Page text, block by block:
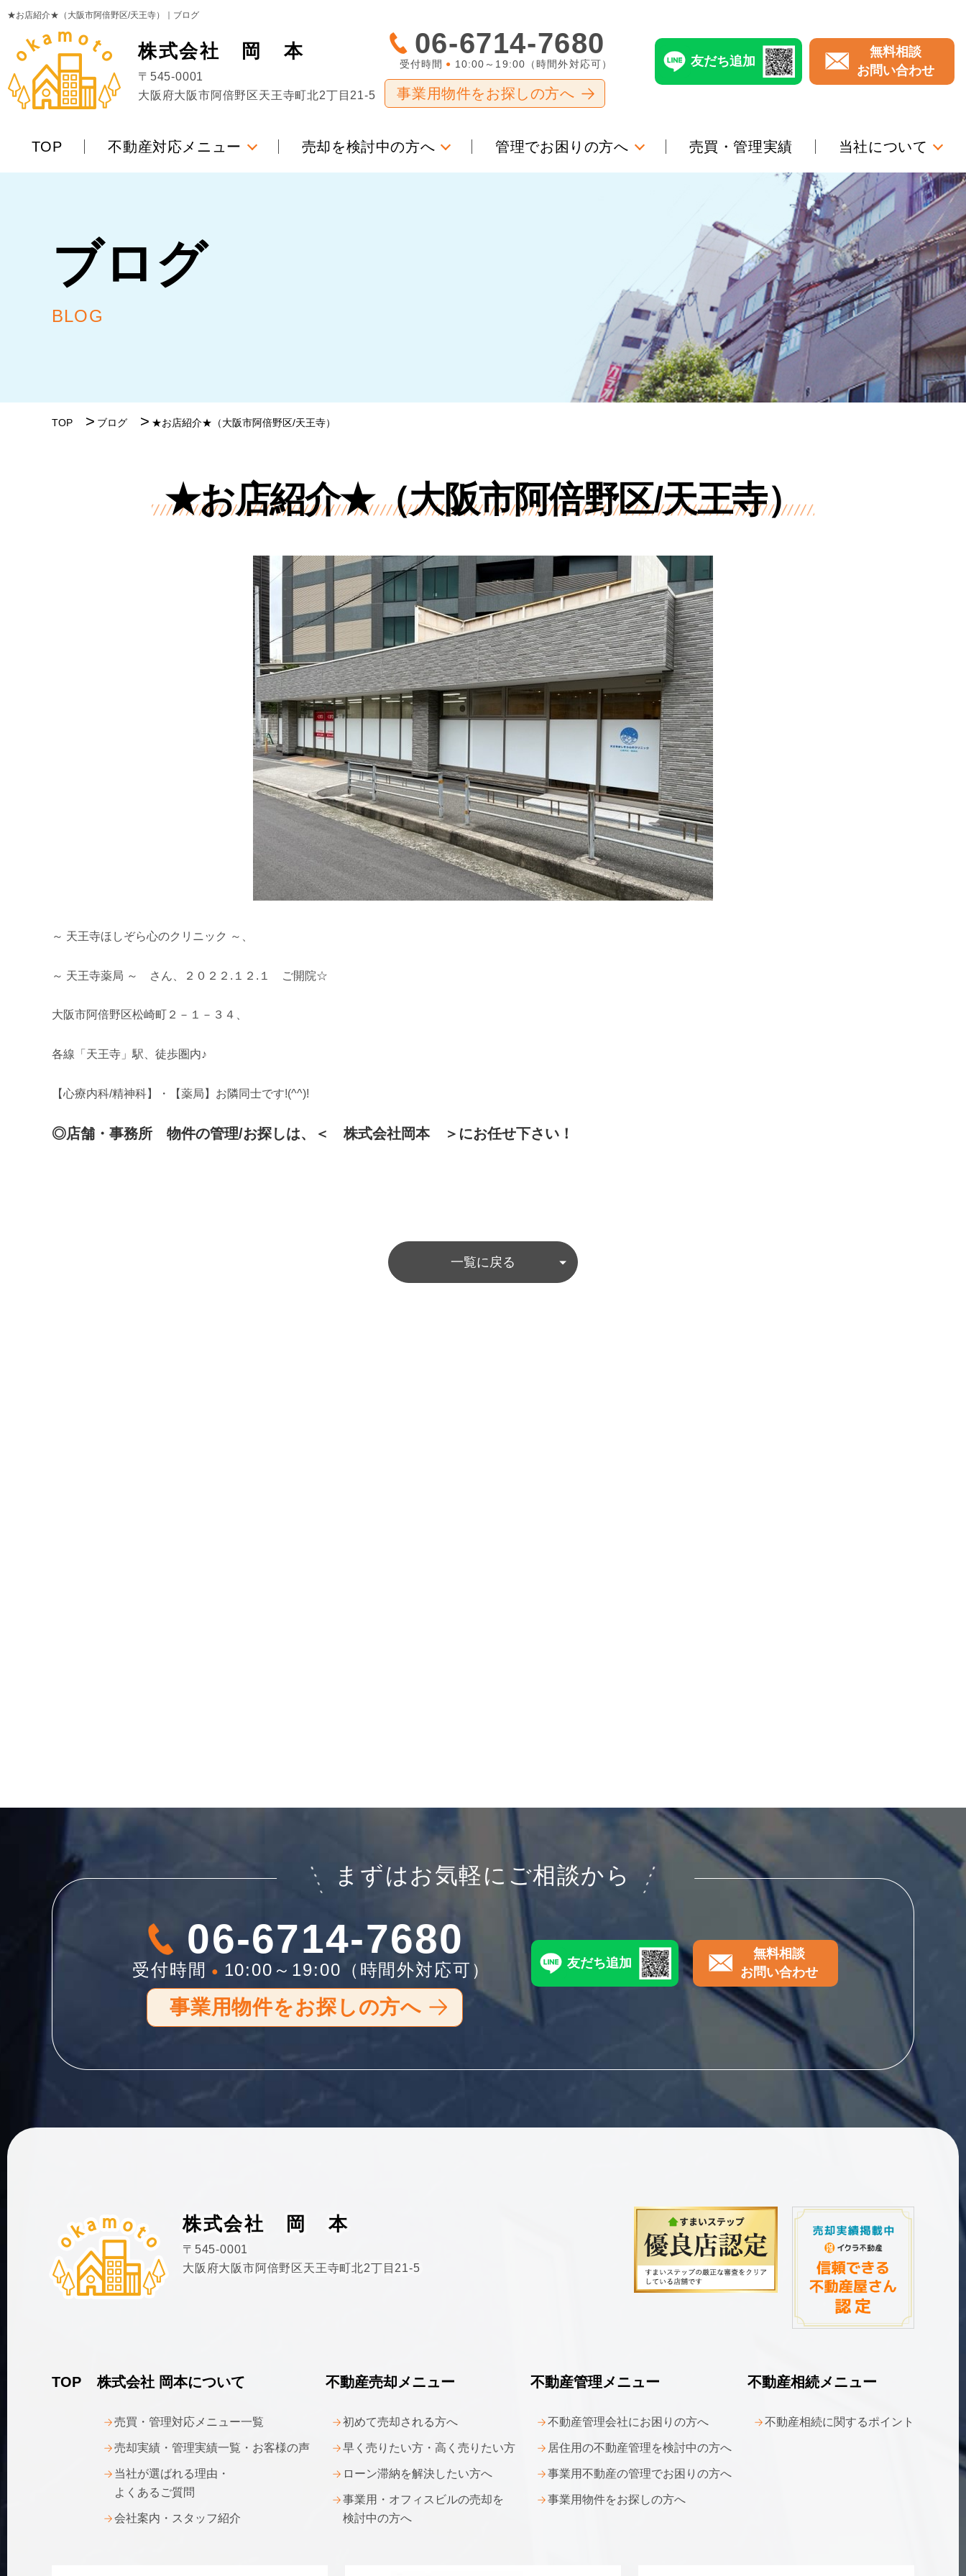
★お店紹介★（大阪市阿倍野区/天王寺）｜ブログ
株式会社 岡 本
〒545-0001
大阪府大阪市阿倍野区天王寺町北2丁目21-5
06-6714-7680
受付時間 ● 10:00～19:00（時間外対応可）
事業用物件をお探しの方へ
友だち追加
無料相談
お問い合わせ
TOP 不動産対応メニュー 売却を検討中の方へ 管理でお困りの方へ 売買・管理実績 当社について
ブログ
BLOG
TOP ブログ ★お店紹介★（大阪市阿倍野区/天王寺）
★お店紹介★（大阪市阿倍野区/天王寺）
～ 天王寺ほしぞら心のクリニック ～、
～ 天王寺薬局 ～ さん、２０２２.１２.１ ご開院☆
大阪市阿倍野区松崎町２－１－３４、
各線「天王寺」駅、徒歩圏内♪
【心療内科/精神科】・【薬局】お隣同士です!(^^)!
◎店舗・事務所 物件の管理/お探しは、＜ 株式会社岡本 ＞にお任せ下さい！
一覧に戻る
まずはお気軽にご相談から
06-6714-7680
受付時間 ● 10:00～19:00 （時間外対応可）
事業用物件をお探しの方へ
友だち追加
無料相談
お問い合わせ
株式会社 岡 本
〒545-0001
大阪府大阪市阿倍野区天王寺町北2丁目21-5
TOP 株式会社 岡本について
売買・管理対応メニュー一覧
売却実績・管理実績一覧・お客様の声
当社が選ばれる理由・
よくあるご質問
会社案内・スタッフ紹介
不動産売却メニュー
初めて売却される方へ
早く売りたい方・ 高く売りたい方
ローン滞納を解決したい方へ
事業用・オフィスビルの売却を
検討中の方へ
不動産管理メニュー
不動産管理会社にお困りの方へ
居住用の不動産管理を検討中の方へ
事業用不動産の管理でお困りの方へ
事業用物件をお探しの方へ
不動産相続メニュー
不動産相続に関するポイント